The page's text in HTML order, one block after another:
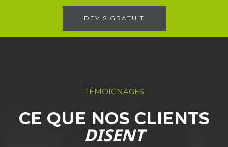
DEVIS GRATUIT
TÉMOIGNAGES
CE QUE NOS CLIENTS
DISENT